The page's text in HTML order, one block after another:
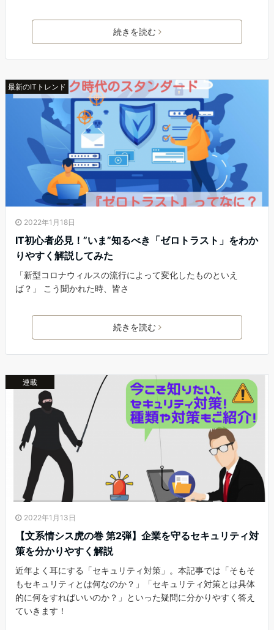
続きを読む
最新のITトレンド
2022年1月18日
IT初心者必見！”いま”知るべき「ゼロトラスト」をわか
りやすく解説してみた
「新型コロナウィルスの流行によって変化したものといえ
ば？」 こう聞かれた時、皆さ
続きを読む
連載
2022年1月13日
【文系情シス虎の巻 第2弾】企業を守るセキュリティ対
策を分かりやすく解説
近年よく耳にする「セキュリティ対策」。本記事では「そもそ
もセキュリティとは何なのか？」「セキュリティ対策とは具体
的に何をすればいいのか？」といった疑問に分かりやすく答え
ていきます！